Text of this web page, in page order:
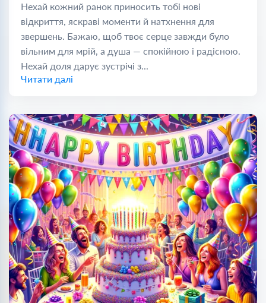
Нехай кожний ранок приносить тобі нові
відкриття, яскраві моменти й натхнення для
звершень. Бажаю, щоб твоє серце завжди було
вільним для мрій, а душа — спокійною і радісною.
Нехай доля дарує зустрічі з...
Читати далі